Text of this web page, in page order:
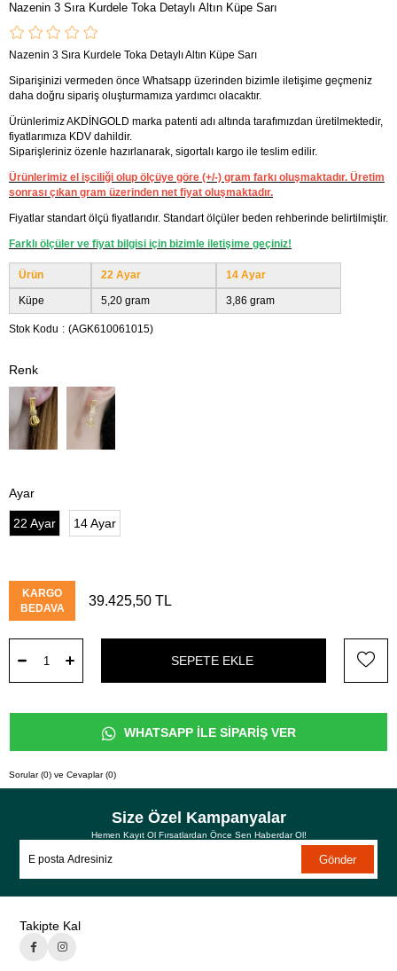
Nazenin 3 Sıra Kurdele Toka Detaylı Altın Küpe Sarı
Nazenin 3 Sıra Kurdele Toka Detaylı Altın Küpe Sarı
Siparişinizi vermeden önce Whatsapp üzerinden bizimle iletişime geçmeniz
daha doğru sipariş oluşturmamıza yardımcı olacaktır.
Ürünlerimiz AKDİNGOLD marka patenti adı altında tarafımızdan üretilmektedir,
fiyatlarımıza KDV dahildir.
Siparişleriniz özenle hazırlanarak, sigortalı kargo ile teslim edilir.
Ürünlerimiz el işciliği olup ölçüye göre (+/-) gram farkı oluşmaktadır. Üretim
sonrası çıkan gram üzerinden net fiyat oluşmaktadır.
Fiyatlar standart ölçü fiyatlarıdır. Standart ölçüler beden rehberinde belirtilmiştir.
Farklı ölçüler ve fiyat bilgisi için bizimle iletişime geçiniz!
Ürün 22 Ayar 14 Ayar
Küpe 5,20 gram 3,86 gram
Stok Kodu (AGK610061015)
Ayar
22 Ayar 14 Ayar
KARGO
BEDAVA
39.425,50 TL
WHATSAPP İLE SİPARİŞ VER
Sorular (0) ve Cevaplar (0)
Size Özel Kampanyalar
Hemen Kayıt Ol Fırsatlardan Önce Sen Haberdar Ol!
Gönder
Takipte Kal